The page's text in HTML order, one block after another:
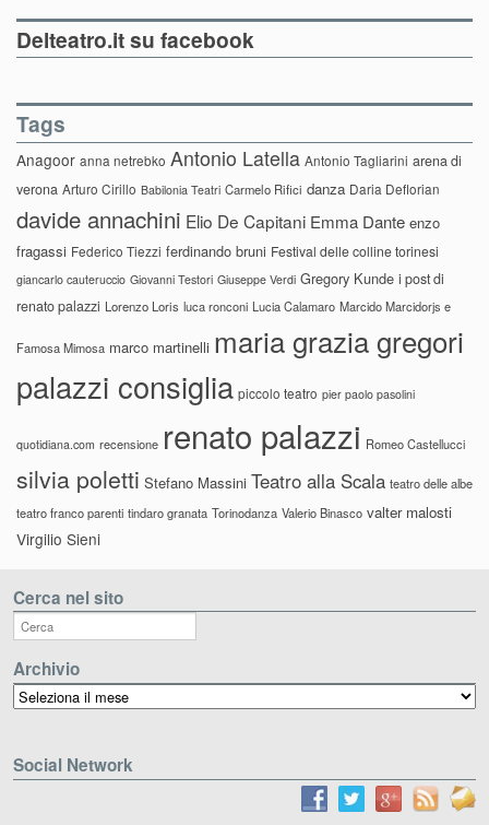
Delteatro.it su facebook
Tags
Anagoor anna netrebko Antonio Latella Antonio Tagliarini arena di
verona Arturo Cirillo Babilonia Teatri Carmelo Rifici danza Daria Deflorian
davide annachini Elio De Capitani Emma Dante enzo
fragassi Federico Tiezzi ferdinando bruni Festival delle colline torinesi
giancarlo cauteruccio Giovanni Testori Giuseppe Verdi Gregory Kunde i post di
renato palazzi Lorenzo Loris luca ronconi Lucia Calamaro Marcido Marcidorjs e
Famosa Mimosa marco martinelli maria grazia gregori
palazzi consiglia piccolo teatro pier paolo pasolini
quotidiana.com recensione renato palazzi Romeo Castellucci
silvia poletti Stefano Massini Teatro alla Scala teatro delle albe
teatro franco parenti tindaro granata Torinodanza Valerio Binasco valter malosti
Virgilio Sieni
Cerca nel sito
Archivio
Archivio
Social Network